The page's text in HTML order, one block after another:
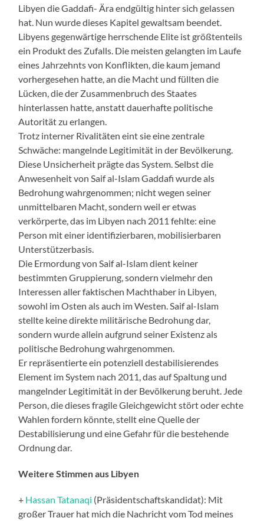
Libyen die Gaddafi- Ära endgültig hinter sich gelassen
hat. Nun wurde dieses Kapitel gewaltsam beendet.
Libyens gegenwärtige herrschende Elite ist größtenteils
ein Produkt des Zufalls. Die meisten gelangten im Laufe
eines Jahrzehnts von Konflikten, die kaum jemand
vorhergesehen hatte, an die Macht und füllten die
Lücken, die der Zusammenbruch des Staates
hinterlassen hatte, anstatt dauerhafte politische
Autorität zu erlangen.
Trotz interner Rivalitäten eint sie eine zentrale
Schwäche: mangelnde Legitimität in der Bevölkerung.
Diese Unsicherheit prägte das System. Selbst die
Anwesenheit von Saif al-Islam Gaddafi wurde als
Bedrohung wahrgenommen; nicht wegen seiner
unmittelbaren Macht, sondern weil er etwas
verkörperte, das im Libyen nach 2011 fehlte: eine
Person mit einer identifizierbaren, mobilisierbaren
Unterstützerbasis.
Die Ermordung von Saif al-Islam dient keiner
bestimmten Gruppierung, sondern vielmehr den
Interessen aller faktischen Machthaber in Libyen,
sowohl im Osten als auch im Westen. Saif al-Islam
stellte keine direkte militärische Bedrohung dar,
sondern wurde allein aufgrund seiner Existenz als
politische Bedrohung wahrgenommen.
Er repräsentierte ein potenziell destabilisierendes
Element im System nach 2011, das auf Spaltung und
mangelnder Legitimität in der Bevölkerung beruht. Jede
Person, die dieses fragile Gleichgewicht stört oder echte
Wahlen fordern könnte, stellt eine Quelle der
Destabilisierung und eine Gefahr für die bestehende
Ordnung dar.
Weitere Stimmen aus Libyen
+ Hassan Tatanaqi (Präsidentschaftskandidat): Mit
großer Trauer hat mich die Nachricht vom Tod meines